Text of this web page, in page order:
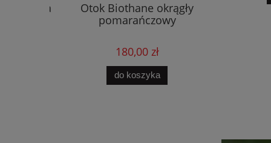
Otok Biothane okrągły
pomarańczowy
180,00 zł
do koszyka